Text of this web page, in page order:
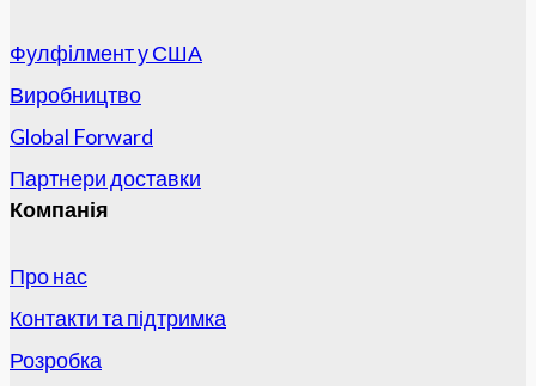
Фулфілмент у США
Виробництво
Global Forward
Партнери доставки
Компанія
Про нас
Контакти та підтримка
Розробка